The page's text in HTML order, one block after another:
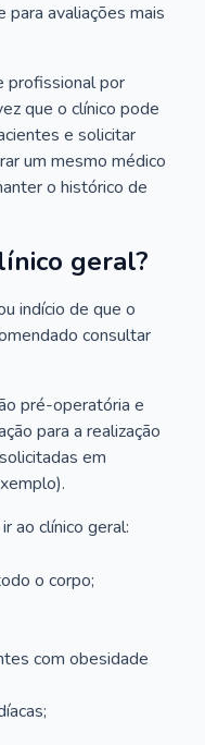
para avaliações mais
profissional por
que o clínico pode
e solicitar
um mesmo médico
o histórico de
geral?
indício de que o
consultar
pré-operatória e
para a realização
em
ao clínico geral:
o corpo;
com obesidade